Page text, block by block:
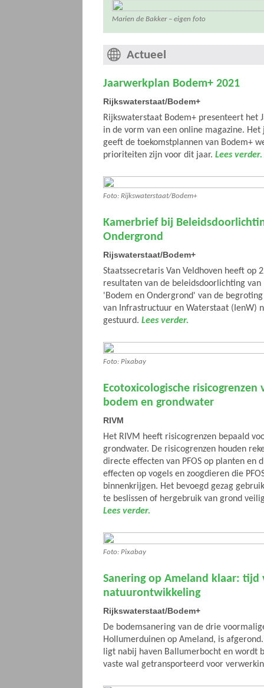
Marien de Bakker – eigen foto
Actueel
Jaarwerkplan Bodem+ 2021
Rijkswaterstaat/Bodem+
Rijkswaterstaat Bodem+ presenteert het
in de vorm van een online magazine.
geeft de toekomstplannen van Bodem+
prioriteiten zijn voor dit jaar. Lees verder.
Foto: Rijkswaterstaat/Bodem+
Kamerbrief bij
Ondergrond
Rijswaterstaat/Bodem+
Staatssecretaris Van Veldhoven heeft op
resultaten van de beleidsdoorlichting
'Bodem en Ondergrond' van de
van Infrastructuur en Waterstaat (IenW)
gestuurd. Lees verder.
Foto: Pixabay
Ecotoxicologische risicogrenzen
bodem en grondwater
RIVM
Het RIVM heeft risicogrenzen bepaald
grondwater. De risicogrenzen houden
directe effecten van PFOS op planten en
effecten op vogels en zoogdieren die
binnenkrijgen. Het bevoegd gezag
te beslissen of hergebruik van grond
Lees verder.
Foto: Pixabay
Sanering op Ameland klaar: tijd
natuurontwikkeling
Rijkswaterstaat/Bodem+
De bodemsanering van de drie
Hollumerduinen op Ameland, is
ligt nabij haven Ballumerbocht en wordt
vaste wal getransporteerd voor